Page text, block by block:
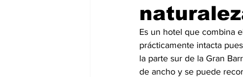
Es un hotel que combina
prácticamente intacta
la parte sur de la Gran
de ancho y se puede